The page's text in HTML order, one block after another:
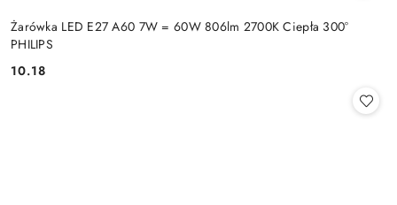
Żarówka LED E27 A60 7W = 60W 806lm 2700K Ciepła 300°
PHILIPS
Cena:
10.18